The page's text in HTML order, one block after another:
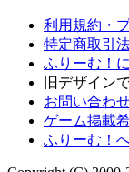
利用規約・
特定商取引
ふりーむ！
旧デザイン
お問い合わ
ゲーム掲載
ふりーむ！